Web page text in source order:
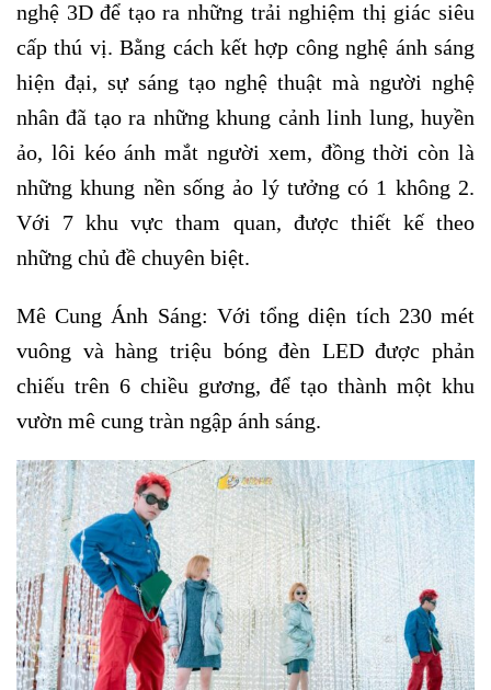
nghệ 3D để tạo ra những trải nghiệm thị giác siêu
cấp thú vị.Bằng cách kết hợp công nghệ ánh sáng
hiện đại, sự sáng tạo nghệ thuật mà người nghệ
nhân đã tạo ra những khung cảnh linh lung, huyền
ảo, lôi kéo ánh mắt người xem, đồng thời còn là
những khung nền sống ảo lý tưởng có 1 không 2.
Với 7 khu vực tham quan, được thiết kế theo
những chủ đề chuyên biệt.
Mê Cung Ánh Sáng: Với tổng diện tích 230 mét
vuông và hàng triệu bóng đèn LED được phản
chiếu trên 6 chiều gương, để tạo thành một khu
vườn mê cung tràn ngập ánh sáng.